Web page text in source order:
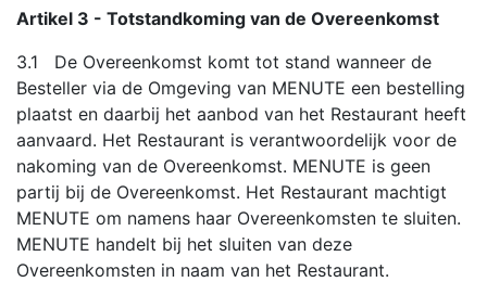
Artikel 3 - Totstandkoming van de Overeenkomst
3.1 De Overeenkomst komt tot stand wanneer de
Besteller via de Omgeving van MENUTE een bestelling
plaatst en daarbij het aanbod van het Restaurant heeft
aanvaard. Het Restaurant is verantwoordelijk voor de
nakoming van de Overeenkomst. MENUTE is geen
partij bij de Overeenkomst. Het Restaurant machtigt
MENUTE om namens haar Overeenkomsten te sluiten.
MENUTE handelt bij het sluiten van deze
Overeenkomsten in naam van het Restaurant.